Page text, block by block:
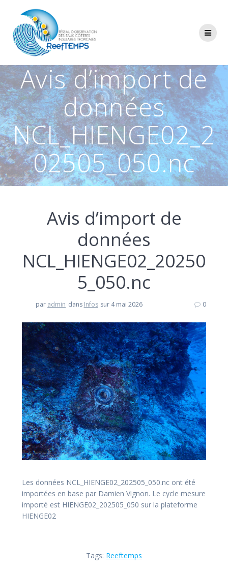
Avis d’import de
données
NCL_HIENGE02_2
02505_050.nc
Avis d’import de
données
NCL_HIENGE02_20250
5_050.nc
par admin dans Infos sur 4 mai 2026 0
Les données NCL_HIENGE02_202505_050.nc ont été
importées en base par Damien Vignon. Le cycle mesure
importé est HIENGE02_202505_050 sur la plateforme
HIENGE02
Tags: Reeftemps